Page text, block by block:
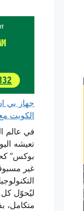
الكويت
في عالم
تعيشه
بوكس”
غير
ليُحوّل
متكامل،